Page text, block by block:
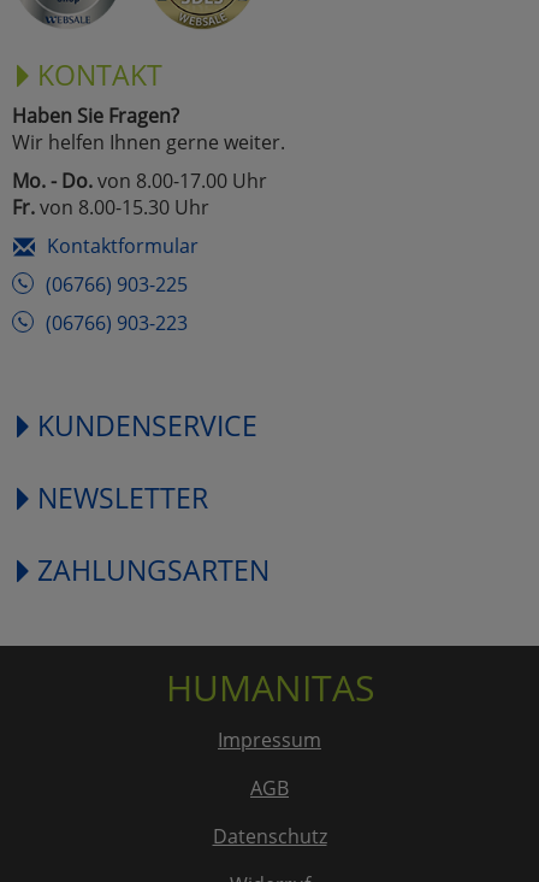
KONTAKT
Haben Sie Fragen?
Wir helfen Ihnen gerne weiter.
Mo. - Do.von 8.00-17.00 Uhr
Fr.von 8.00-15.30 Uhr
Kontaktformular
(06766) 903-225
(06766) 903-223
KUNDENSERVICE
NEWSLETTER
ZAHLUNGSARTEN
HUMANITAS
Impressum
AGB
Datenschutz